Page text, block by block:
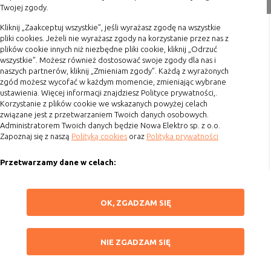
Twojej zgody.
Kliknij „Zaakceptuj wszystkie”, jeśli wyrażasz zgodę na wszystkie
pliki cookies. Jeżeli nie wyrażasz zgody na korzystanie przez nas z
plików cookie innych niż niezbędne pliki cookie, kliknij „Odrzuć
wszystkie”. Możesz również dostosować swoje zgody dla nas i
naszych partnerów, kliknij „Zmieniam zgody”. Każdą z wyrażonych
zgód możesz wycofać w każdym momencie, zmieniając wybrane
ustawienia. Więcej informacji znajdziesz Polityce prywatności,.
Korzystanie z plików cookie we wskazanych powyżej celach
związane jest z przetwarzaniem Twoich danych osobowych.
Administratorem Twoich danych będzie Nowa Elektro sp. z o.o.
Zapoznaj się z naszą Polityką cookies oraz Polityka prywatności
Przetwarzamy dane w celach:
treści i reklam oraz ich pomiaru, tworzenia statystyk, poprawy
marketingowe lub prezentować je w serwisie.
OK, ZGADZAM SIĘ
NIE ZGADZAM SIĘ
NIE ZGADZAM SIĘ
- służą bardzo ważnym funkcjonalnościom
serwisu, ich zablokowanie spowoduje, że
wybrane funkcje nie będą działać
prawidłowo.
Biznesowe
Umożliwiają realizację modelu
biznesowego w oparciu o który
udostępniona jest witryna, ich
zablokowanie nie spowoduje
niedostępności całości funkcjonalności
świadczenia usługi ze względu na brak
witryny przychodów subsydiujących
działanie serwisu. Do tej kategorii należą
np. cookies reklamowe.
B. Ze względu na czas przez jaki cookie będzie
Terminy realizacji
Koszty przesyłki
Dostawa
Reklamacje
Zwrot towaru
Kontakt
Szybki kontakt
Godziny otwarcia: Pon.-Pt. 8-16
sklep@elektrozysk.pl
Dołącz do nas